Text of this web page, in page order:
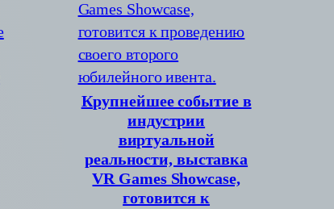
Крупнейшее событие в
индустрии
виртуальной
реальности, выставка
VR Games Showcase,
готовится к